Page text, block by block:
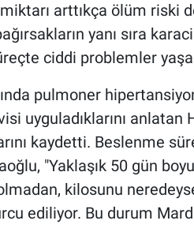
arttıkça ölüm riski
yanı sıra
ciddi problemler
pulmoner
uyguladıklarını anlatan
kaydetti. Beslenme
"Yaklaşık 50 gün
kilosunu
ediliyor. Bu durum